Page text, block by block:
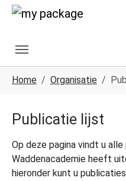
Spring naar hoofd-inhoud
Skip to page footer
Home Organisatie
Publicatie lijst
Op deze pagina vindt u
Waddenacademie heeft
hieronder kunt u